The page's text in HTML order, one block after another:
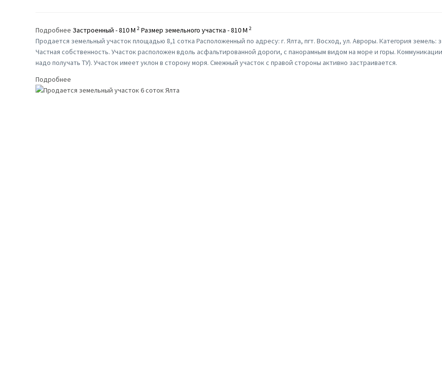
Подробнее Застроенный - 810 M 2 Размер земельного участка - 810 M 2
Продается земельный учаcток площадью 8,1 сотка Расположенный по адресу: г. Ялта, пгт. Восход, ул. Авроры. Категория
Частная собственность. Участок расположен вдоль асфальтированной дороги, с панорамным видом на море и горы.
надо получать ТУ). Участок имеет уклон в сторону моря. Смежный участок с правой стороны активно застраивается.
Подробнее